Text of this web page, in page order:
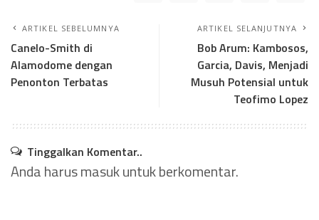
ARTIKEL SEBELUMNYA
Canelo-Smith di
Alamodome dengan
Penonton Terbatas
ARTIKEL SELANJUTNYA
Bob Arum: Kambosos,
Garcia, Davis, Menjadi
Musuh Potensial untuk
Teofimo Lopez
Tinggalkan Komentar..
Anda harusmasukuntuk berkomentar.